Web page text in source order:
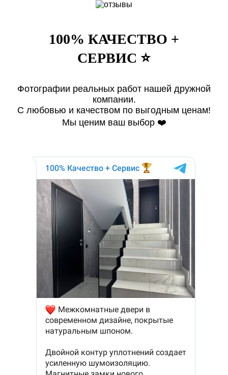
100% КАЧЕСТВО +
СЕРВИС ⭐️
Фотографии реальных работ нашей дружной
компании.
С любовью и качеством по выгодным ценам!
Мы ценим ваш выбор ❤️